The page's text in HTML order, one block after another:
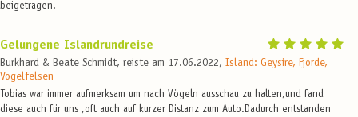
beigetragen.
Gelungene Islandrundreise
Burkhard & Beate Schmidt, reiste am 17.06.2022, Island: Geysire, Fjorde,
Vogelfelsen
Tobias war immer aufmerksam um nach Vögeln ausschau zu halten,und fand
diese auch für uns ,oft auch auf kurzer Distanz zum Auto.Dadurch entstanden